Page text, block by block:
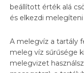
beállított érték alá
és elkezdi melegíteni
A melegvíz a tartály
meleg víz sűrűsége
melegvizet